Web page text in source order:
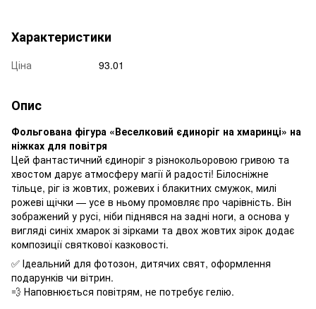
Характеристики
Ціна 93.01
Опис
Фольгована фігура «Веселковий єдиноріг на хмаринці» на
ніжках для повітря
Цей фантастичний єдиноріг з різнокольоровою гривою та
хвостом дарує атмосферу магії й радості! Білосніжне
тільце, ріг із жовтих, рожевих і блакитних смужок, милі
рожеві щічки — усе в ньому промовляє про чарівність. Він
зображений у русі, ніби піднявся на задні ноги, а основа у
вигляді синіх хмарок зі зірками та двох жовтих зірок додає
композиції святкової казковості.
✅ Ідеальний для фотозон, дитячих свят, оформлення
подарунків чи вітрин.
💨 Наповнюється повітрям, не потребує гелію.